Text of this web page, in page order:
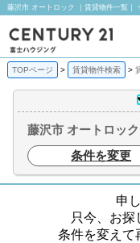
藤沢市 オートロック ｜賃貸物件一覧｜
TOPページ 賃貸物件検索
藤沢市 オートロック
条件を変更
申
只今、お探
条件を変えて